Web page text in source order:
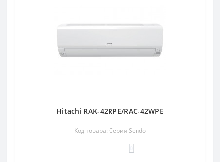
Hitachi RAK-42RPE/RAC-42WPE
Код товара: Серия Sendo